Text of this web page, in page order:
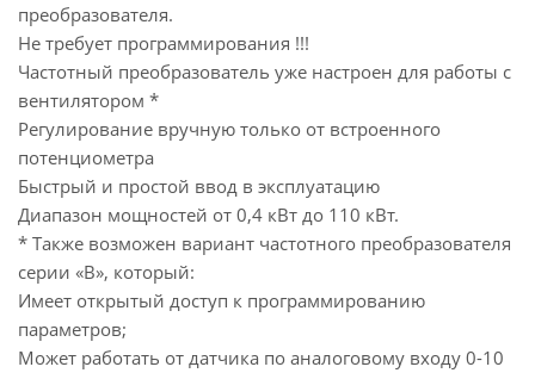
преобразователя.
Не требует программирования !!!
Частотный преобразователь уже настроен для работы с
вентилятором *
Регулирование вручную только от встроенного
потенциометра
Быстрый и простой ввод в эксплуатацию
Диапазон мощностей от 0,4 кВт до 110 кВт.
* Также возможен вариант частотного преобразователя
серии «В», который:
Имеет открытый доступ к программированию
параметров;
Может работать от датчика по аналоговому входу 0-10